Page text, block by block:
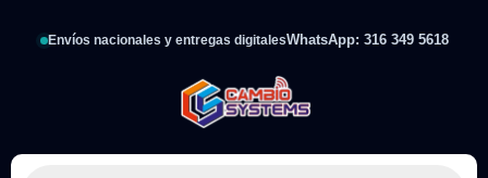
Envíos nacionales y entregas digitalesWhatsApp: 316 349 5618